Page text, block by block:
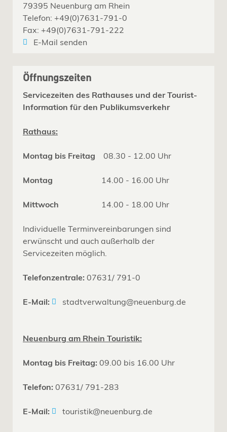
79395 Neuenburg am Rhein
Telefon: +49(0)7631-791-0
Fax: +49(0)7631-791-222
E-Mail senden
Öffnungszeiten
Servicezeiten des Rathauses und der Tourist-
Information für den Publikumsverkehr
Rathaus:
Montag bis Freitag 08.30 - 12.00 Uhr
Montag 14.00 - 16.00 Uhr
Mittwoch 14.00 - 18.00 Uhr
Individuelle Terminvereinbarungen sind
erwünscht und auch außerhalb der
Servicezeiten möglich.
Telefonzentrale: 07631/ 791-0
E-Mail: stadtverwaltung@neuenburg.de
Neuenburg am Rhein Touristik:
Montag bis Freitag: 09.00 bis 16.00 Uhr
Telefon: 07631/ 791-283
E-Mail: touristik@neuenburg.de